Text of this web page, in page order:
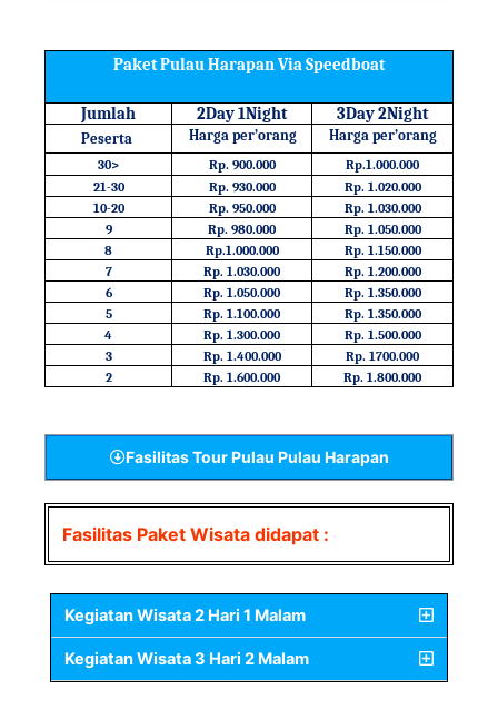
Paket Pulau Harapan Via Speedboat
Jumlah 2Day 1Night 3Day 2Night
Peserta Harga per’orang Harga per’orang
30> Rp. 900.000
Rp.1.000.000
21-30
Rp. 930.000
Rp. 1.020.000
10-20
Rp. 950.000
Rp. 1.030.000
9
Rp. 980.000
Rp. 1.050.000
8
Rp.1.000.000
Rp. 1.150.000
7
Rp. 1.030.000
Rp. 1.200.000
6
Rp. 1.050.000
Rp. 1.350.000
5
Rp. 1.100.000
Rp. 1.350.000
4
Rp. 1.300.000
Rp. 1.500.000
3
Rp. 1.400.000
Rp. 1700.000
2
Rp. 1.600.000 Rp. 1.800.000
Fasilitas Tour Pulau Pulau Harapan
Fasilitas Paket Wisata didapat :
Kegiatan Wisata 2 Hari 1 Malam
Kegiatan Wisata 3 Hari 2 Malam